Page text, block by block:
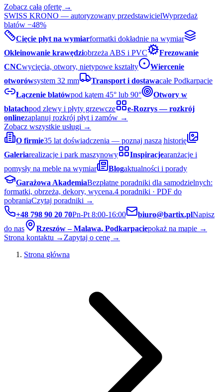
Zobacz całą ofertę →
SWISS KRONO — autoryzowany przedstawicielWyprzedaż
blatów −48%
Cięcie płyt na wymiarformatki dokładnie na wymiar
Okleinowanie krawędziobrzeża ABS i PVC
Frezowanie
CNCwycięcia, otwory, nietypowe kształty
Wiercenie
otworówsystem 32 mm Transport i dostawacałe Podkarpacie
Łączenie blatówpod kątem 45° lub 90°
Otwory w
blatachpod zlewy i płyty grzewcze
e-Rozrys — rozkrój
onlinezaplanuj rozkrój płyt i zamów →
Zobacz wszystkie usługi →
O firmie35 lat doświadczenia — poznaj naszą historię
Galeriarealizacje i park maszynowy Inspiracjearanżacje i
pomysły na meble na wymiar
Blogaktualności i porady
Garażowa AkademiaBezpłatne poradniki dla samodzielnych:
formatki, obrzeża, dekory, wycena.4 poradniki · PDF do
pobraniaCzytaj poradniki →
+48 798 90 20 70Pn-Pt 8:00-16:00 biuro@bartix.plNapisz
do nas
Rzeszów – Malawa, Podkarpaciepokaż na mapie →
Strona kontaktu → Zapytaj o cenę →
Strona główna